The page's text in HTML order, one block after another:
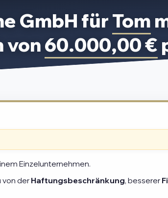
GmbH fürTom
von60.000,00 €
Einzelunternehmen.
von der Haftungsbeschränkung, besserer